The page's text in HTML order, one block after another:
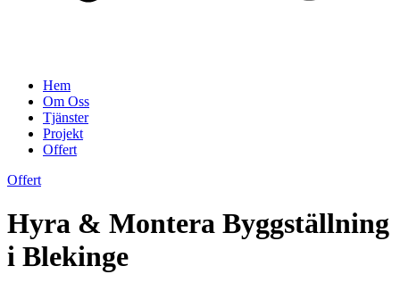
Hem
Om Oss
Tjänster
Projekt
Offert
Offert
Hyra & Montera Byggställning
i Blekinge